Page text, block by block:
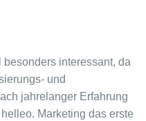
interessant, da
und
jahrelanger Erfahrung
Marketing das erste